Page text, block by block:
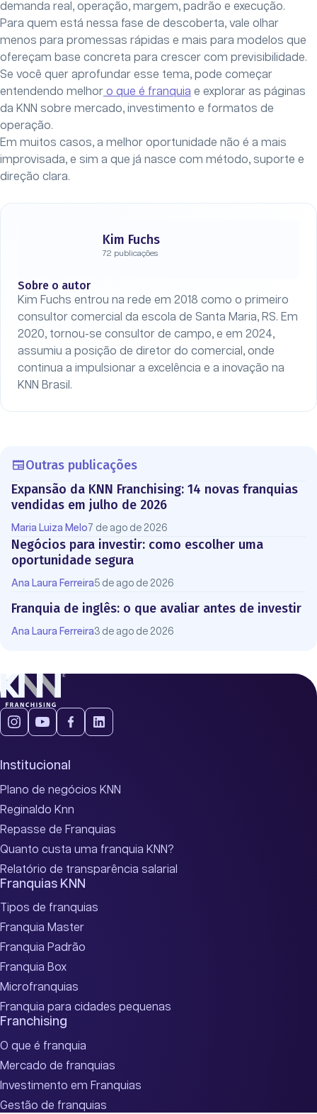
demanda real, operação, margem, padrão e execução.
Para quem está nessa fase de descoberta, vale olhar
menos para promessas rápidas e mais para modelos que
ofereçam base concreta para crescer com previsibilidade.
Se você quer aprofundar esse tema, pode começar
entendendo melhor o que é franquia e explorar as páginas
da KNN sobre mercado, investimento e formatos de
operação.
Em muitos casos, a melhor oportunidade não é a mais
improvisada, e sim a que já nasce com método, suporte e
direção clara.
Kim Fuchs
72 publicações
Sobre o autor
Kim Fuchs entrou na rede em 2018 como o primeiro
consultor comercial da escola de Santa Maria, RS. Em
2020, tornou-se consultor de campo, e em 2024,
assumiu a posição de diretor do comercial, onde
continua a impulsionar a excelência e a inovação na
KNN Brasil.
Outras publicações
Expansão da KNN Franchising: 14 novas franquias
vendidas em julho de 2026
Maria Luiza Melo 7 de ago de 2026
Negócios para investir: como escolher uma
oportunidade segura
Ana Laura Ferreira5 de ago de 2026
Franquia de inglês: o que avaliar antes de investir
Ana Laura Ferreira3 de ago de 2026
Institucional
Plano de negócios KNN
Reginaldo Knn
Repasse de Franquias
Quanto custa uma franquia KNN?
Relatório de transparência salarial
Franquias KNN
Tipos de franquias
Franquia Master
Franquia Padrão
Franquia Box
Microfranquias
Franquia para cidades pequenas
Franchising
O que é franquia
Mercado de franquias
Investimento em Franquias
Gestão de franquias